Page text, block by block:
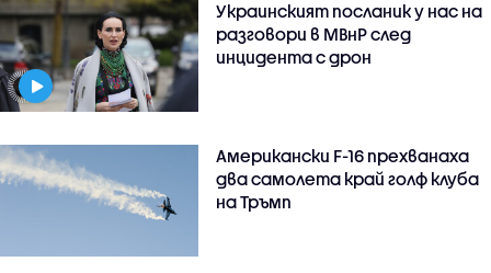
Украинският посланик у нас на
разговори в МВнР след
инцидента с дрон
Американски F-16 прехванаха
два самолета край голф клуба
на Тръмп